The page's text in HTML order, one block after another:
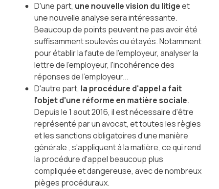
D'une part, une nouvelle vision du litigeet
une nouvelle analyse sera intéressante.
Beaucoup de points peuvent ne pas avoir été
suffisamment soulevés ou étayés. Notamment
pour établir la faute de l'employeur, analyser la
lettre de l'employeur, l'incohérence des
réponses de l'employeur...
D'autre part, la procédure d'appel a fait
l'objet d'une réforme en matière sociale.
Depuis le 1 aout 2016, il est nécessaire d'être
représenté par un avocat, et toutes les règles
et les sanctions obligatoires d'une manière
générale , s'appliquent à la matière, ce qui rend
la procédure d'appel beaucoup plus
compliquée et dangereuse, avec de nombreux
pièges procéduraux.